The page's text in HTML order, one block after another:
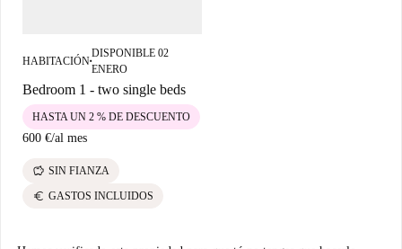
HABITACIÓN■
DISPONIBLE 02
ENERO
Bedroom 1 - two single beds
600 €/al mes
HASTA UN 2 % DE DESCUENTO
savings SIN FIANZA
euro GASTOS INCLUIDOS